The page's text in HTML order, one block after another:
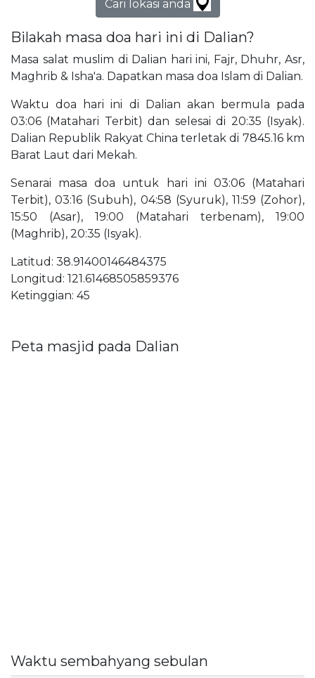
Cari lokasi anda
Bilakah masa doa hari ini di Dalian?
Masa salat muslim di Dalian hari ini, Fajr, Dhuhr, Asr,
Maghrib & Isha'a. Dapatkan masa doa Islam di Dalian.
Waktu doa hari ini di Dalian akan bermula pada
03:06 (Matahari Terbit) dan selesai di 20:35 (Isyak).
Dalian Republik Rakyat China terletak di 7845.16 km
Barat Laut dari Mekah.
Senarai masa doa untuk hari ini 03:06 (Matahari
Terbit), 03:16 (Subuh), 04:58 (Syuruk), 11:59 (Zohor),
15:50 (Asar), 19:00 (Matahari terbenam), 19:00
(Maghrib), 20:35 (Isyak).
Latitud: 38.91400146484375
Longitud: 121.61468505859376
Ketinggian: 45
Peta masjid pada Dalian
Waktu sembahyang sebulan